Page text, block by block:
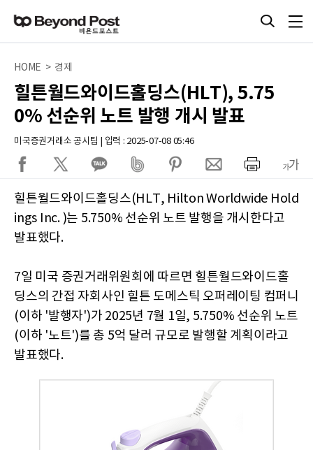
HOME > 경제
힐튼월드와이드홀딩스(HLT), 5.75
0% 선순위 노트 발행 개시 발표
미국증권거래소 공시팀 | 입력 : 2025-07-08 05:46
힐튼월드와이드홀딩스(HLT, Hilton Worldwide Hold
ings Inc. )는 5.750% 선순위 노트 발행을 개시한다고
발표했다.
7일 미국 증권거래위원회에 따르면 힐튼월드와이드홀
딩스의 간접 자회사인 힐튼 도메스틱 오퍼레이팅 컴퍼니
(이하 '발행자')가 2025년 7월 1일, 5.750% 선순위 노트
(이하 '노트')를 총 5억 달러 규모로 발행할 계획이라고
발표했다.